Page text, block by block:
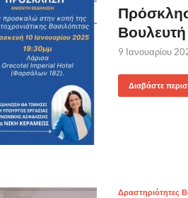
9 Ιανουαρίου
Διαβάστε
Δραστηριότητες